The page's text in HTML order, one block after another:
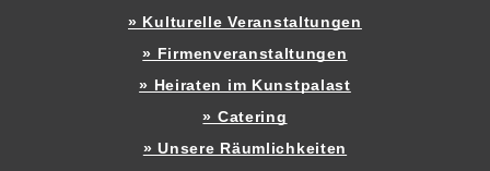
» Kulturelle Veranstaltungen
» Firmenveranstaltungen
» Heiraten im Kunstpalast
» Catering
» Unsere Räumlichkeiten